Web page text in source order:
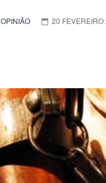
OPINIÃO 20 FEVEREIRO